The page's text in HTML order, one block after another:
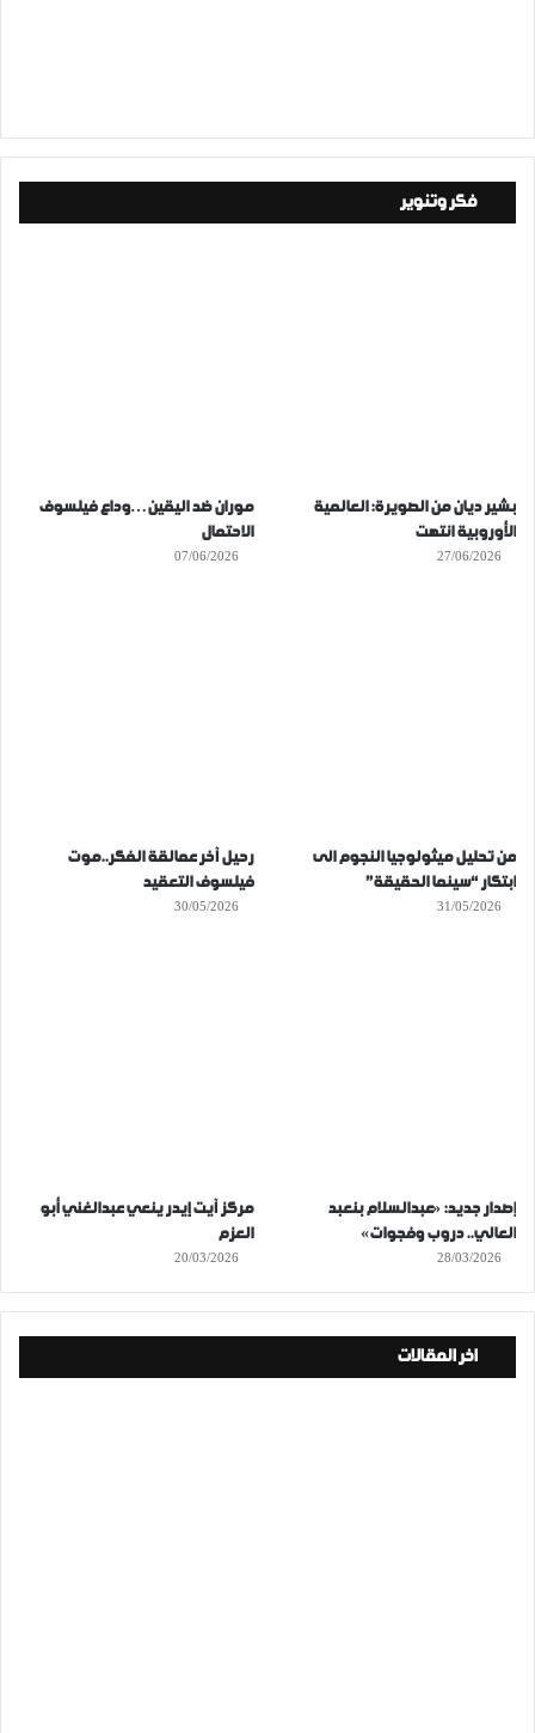
فكر وتنوير
بشير ديان من الصويرة: العالمية
الأوروبية انتهت
27/06/2026
موران ضد اليقين…وداع فيلسوف
الاحتمال
07/06/2026
من تحليل ميثولوجيا النجوم الى
ابتكار “سينما الحقيقة”
31/05/2026
رحيل آخر عمالقة الفكر..موت
فيلسوف التعقيد
30/05/2026
إصدار جديد: «عبدالسلام بنعبد
العالي.. دروب وفجوات»
28/03/2026
مركز آيت إيدر ينعي عبدالغني أبو
العزم
20/03/2026
اخر المقالات